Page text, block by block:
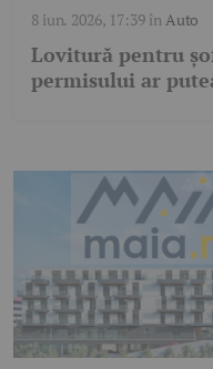
8 iun. 2026, 17:39în Auto
Lovitură pentru
permisului ar